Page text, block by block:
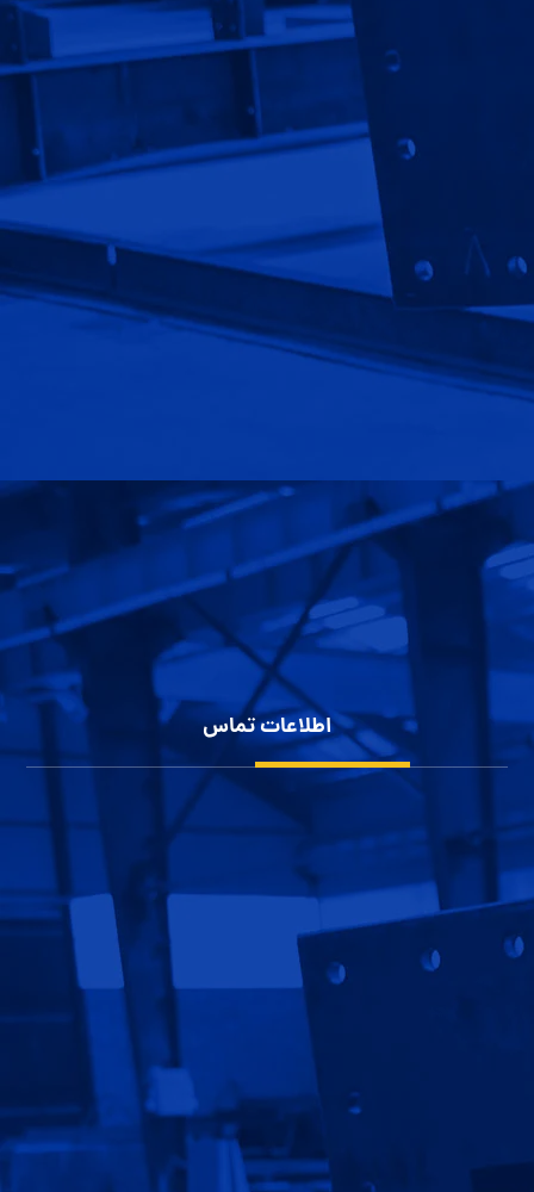
پروژه ها
سوالات متداول
قوانین و مقررات
استخدام
سوله ورزشی
پوشش سقف سوله
سوله سازی
پوشش بدنه سوله
شناخت انواع سوله
حریم خصوصی کاربران
اطلاعات تماس
شهرک صنعتی بزرگ اصفهان، کارآفرینان 10
1152 111 0913
60 11111 0913
info@jahansoleh.com